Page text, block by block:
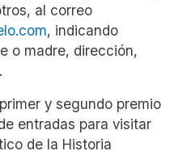
al correo
, indicando
o madre, dirección,
y segundo premio
entradas para visitar
de la Historia